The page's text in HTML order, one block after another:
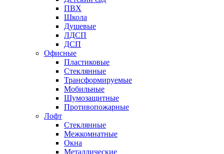
ПВХ
Школа
Душевые
ЛДСП
ДСП
Офисные
Пластиковые
Стеклянные
Трансформируемые
Мобильные
Шумозащитные
Противопожарные
Лофт
Стеклянные
Межкомнатные
Окна
Металлические